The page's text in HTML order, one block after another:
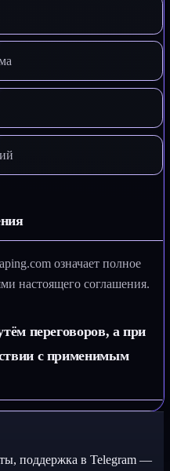
означает полное
настоящего соглашения.
переговоров, а при
с применимым
поддержка в Telegram —